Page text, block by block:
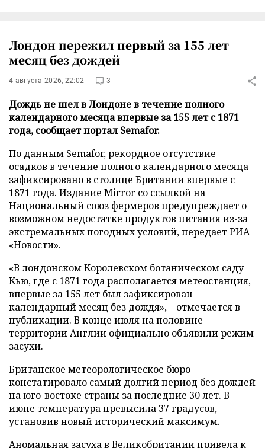
Лондон пережил первый за 155 лет
месяц без дождей
4 августа 2026, 22:02 3
Дождь не шел в Лондоне в течение полного
календарного месяца впервые за 155 лет с 1871
года, сообщает портал Semafor.
По данным Semafor, рекордное отсутствие
осадков в течение полного календарного месяца
зафиксировано в столице Британии впервые с
1871 года. Издание Mirror со ссылкой на
Национальный союз фермеров предупреждает о
возможном недостатке продуктов питания из-за
экстремальных погодных условий, передаетРИА
«Новости».
«В лондонском Королевском ботаническом саду
Кью, где с 1871 года располагается метеостанция,
впервые за 155 лет был зафиксирован
календарный месяц без дождя», – отмечается в
публикации. В конце июля на половине
территории Англии официально объявили режим
засухи.
Британское метеорологическое бюро
констатировало самый долгий период без дождей
на юго-востоке страны за последние 30 лет. В
июне температура превысила 37 градусов,
установив новый исторический максимум.
Аномальная засуха в Великобританиипривелак